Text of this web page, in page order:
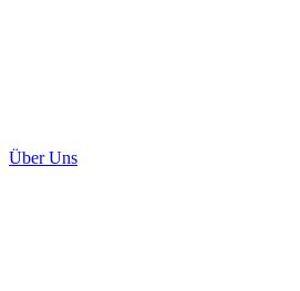
Über Uns